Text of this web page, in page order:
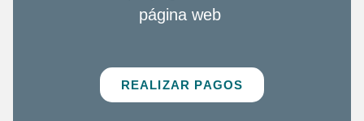
página web
REALIZAR PAGOS